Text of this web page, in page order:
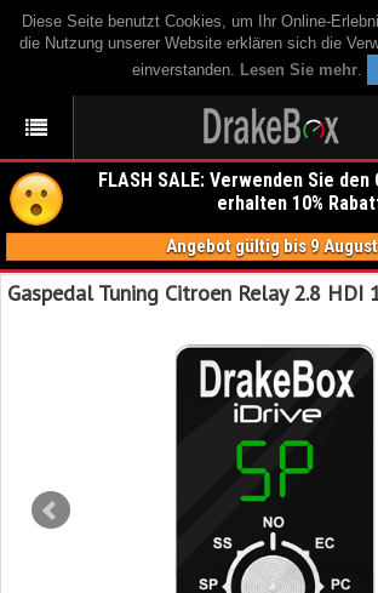
Diese Seite benutzt Cookies, um Ihr Online-
die Nutzung unserer Website erklären sich die
einverstanden. Lesen Sie mehr.
FLASH SALE: Verwenden Sie den
erhalten 10%
Angebot gültig bis 9 August
Gaspedal Tuning Citroen Relay 2.8 HDI